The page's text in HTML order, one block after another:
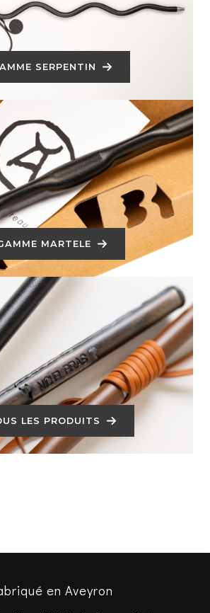
SERPENTIN
MARTELE
LES PRODUITS
en Aveyron